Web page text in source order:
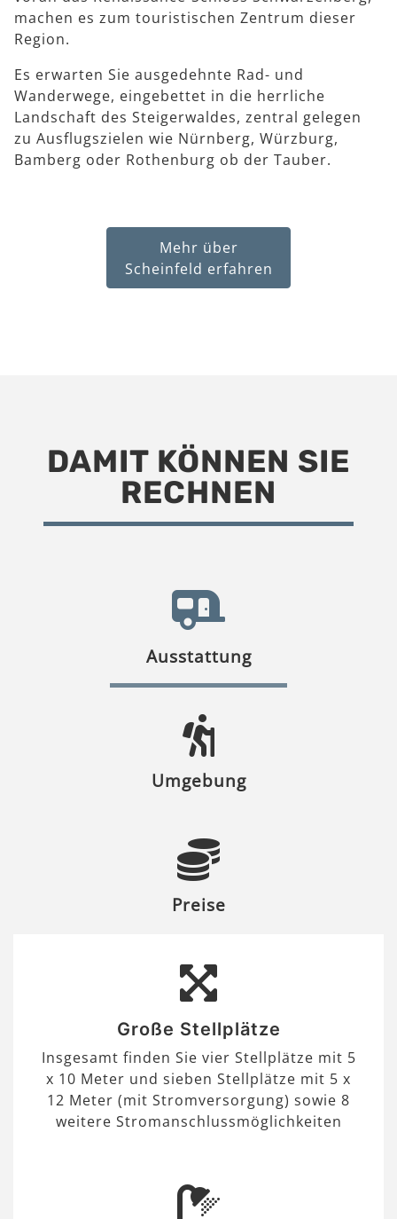
machen es zum touristischen Zentrum dieser
Region.
Es erwarten Sie ausgedehnte Rad- und
Wanderwege, eingebettet in die herrliche
Landschaft des Steigerwaldes, zentral gelegen
zu Ausflugszielen wie Nürnberg, Würzburg,
Bamberg oder Rothenburg ob der Tauber.
Mehr über
Scheinfeld erfahren
DAMIT KÖNNEN SIE
RECHNEN
Ausstattung
Umgebung
Preise
Große Stellplätze
Insgesamt finden Sie vier Stellplätze mit 5
x 10 Meter und sieben Stellplätze mit 5 x
12 Meter (mit Stromversorgung) sowie 8
weitere Stromanschlussmöglichkeiten